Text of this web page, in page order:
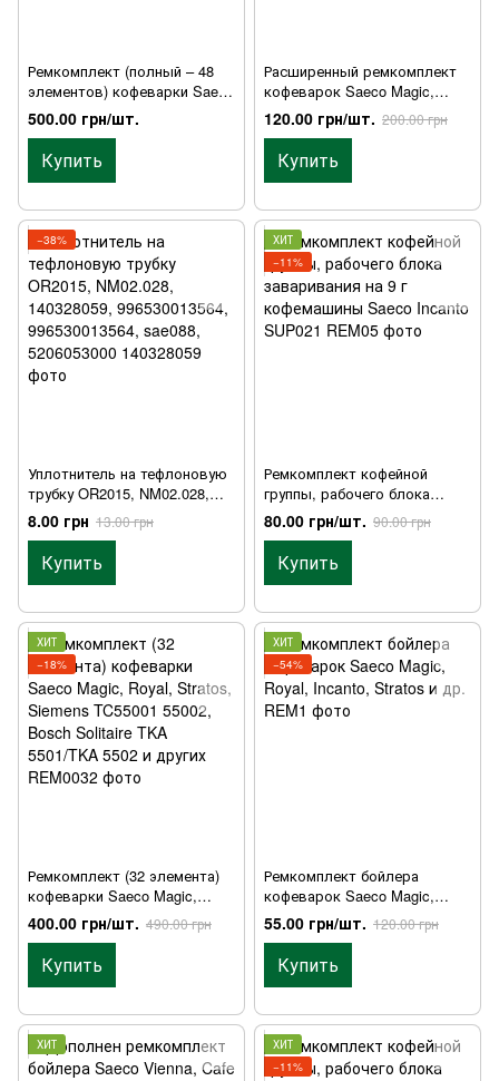
Ремкомплект (полный – 48
элементов) кофеварки Saeco
Magic, Royal, Stratos, Siemens
TC55001 55002, Bosch Solitaire
TKA 5501/TKA 5502 и других
500.00 грн/шт.
Купить
Расширенный ремкомплект
кофеварок Saeco Magic,
Royal, Incanto, Stratos и т.д.
120.00 грн/шт. 200.00 грн
Купить
−38%
Уплотнитель на тефлоновую
трубку OR2015, NM02.028,
140328059, 996530013564,
996530013564, sae088,
5206053000
8.00 грн 13.00 грн
Купить
ХИТ
−11%
Ремкомплект кофейной
группы, рабочего блока
заваривания на 9 г
кофемашины Saeco Incanto
SUP021
80.00 грн/шт. 90.00 грн
Купить
ХИТ
−18%
Ремкомплект (32 элемента)
кофеварки Saeco Magic,
Royal, Stratos, Siemens
TC55001 55002, Bosch Solitaire
TKA 5501/TKA 5502 и других
400.00 грн/шт. 490.00 грн
Купить
ХИТ
−54%
Ремкомплект бойлера
кофеварок Saeco Magic,
Royal, Incanto, Stratos и др.
55.00 грн/шт. 120.00 грн
Купить
ХИТ
ХИТ
−11%